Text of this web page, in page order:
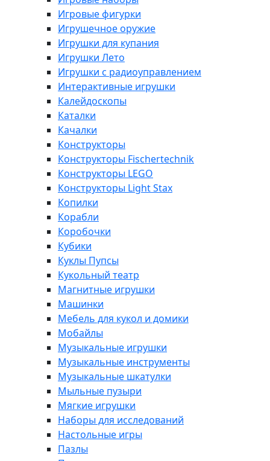
Игровые фигурки
Игрушечное оружие
Игрушки для купания
Игрушки Лето
Игрушки с радиоуправлением
Интерактивные игрушки
Калейдоскопы
Каталки
Качалки
Конструкторы
Конструкторы Fisсhertechnik
Конструкторы LEGO
Конструкторы Light Stax
Копилки
Корабли
Коробочки
Кубики
Куклы Пупсы
Кукольный театр
Магнитные игрушки
Машинки
Мебель для кукол и домики
Мобайлы
Музыкальные игрушки
Музыкальные инструменты
Музыкальные шкатулки
Мыльные пузыри
Мягкие игрушки
Наборы для исследований
Настольные игры
Пазлы